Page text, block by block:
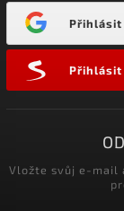
Přihlásit
Přihlásit
Vložte svůj e-mail